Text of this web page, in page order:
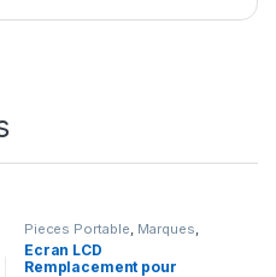
Pieces Portable Marques
Apple iPhone 6s
Ecran LCD
Remplacement pour